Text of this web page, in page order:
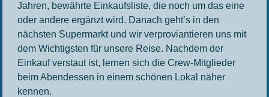
Jahren, bewährte Einkaufsliste, die noch um das eine
oder andere ergänzt wird. Danach geht’s in den
nächsten Supermarkt und wir verproviantieren uns mit
dem Wichtigsten für unsere Reise. Nachdem der
Einkauf verstaut ist, lernen sich die Crew-Mitglieder
beim Abendessen in einem schönen Lokal näher
kennen.